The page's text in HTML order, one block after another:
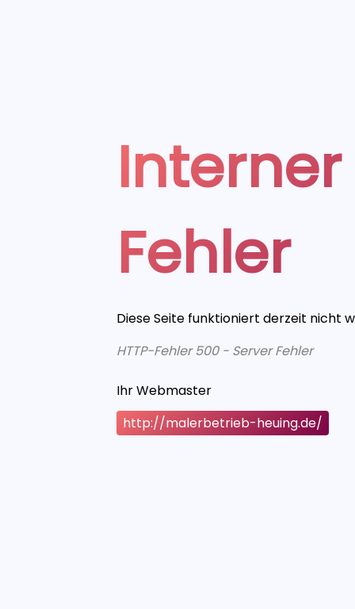
Fehler
Diese Seite funktioniert derzeit nicht
HTTP-Fehler 500 - Server Fehler
Ihr Webmaster
http://malerbetrieb-heuing.de/